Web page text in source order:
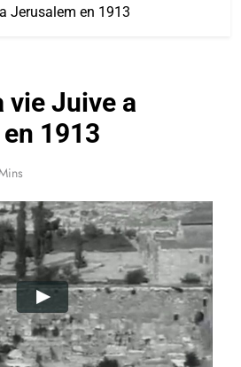
Jerusalem en 1913
vie Juive a
1913